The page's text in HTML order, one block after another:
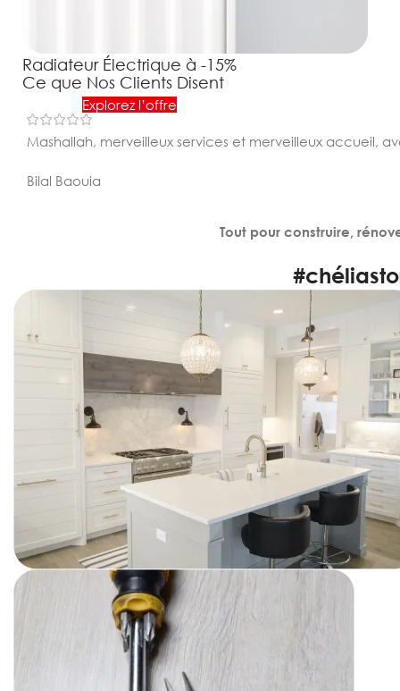
Radiateur Électrique à -15%
Explorez l’offre
Ce que Nos Clients Disent
Mashallah, merveilleux services et merveilleux accueil,
Bilal Baouia
Tout pour construire,